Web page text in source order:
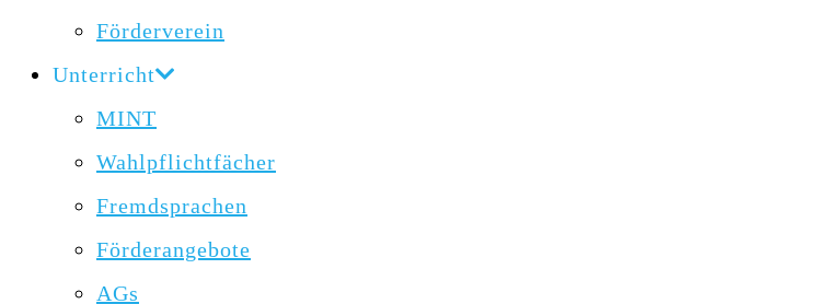
Förderverein
Unterricht
MINT
Wahlpflichtfächer
Fremdsprachen
Förderangebote
AGs